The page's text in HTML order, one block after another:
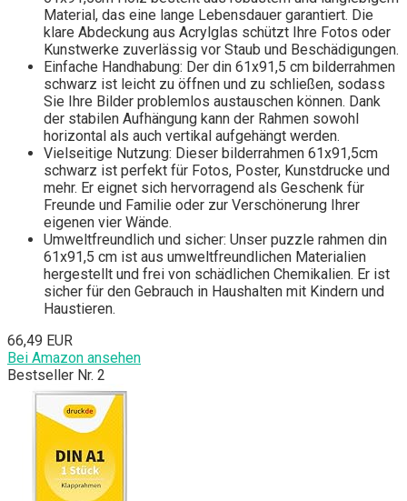
Material, das eine lange Lebensdauer garantiert. Die
klare Abdeckung aus Acrylglas schützt Ihre Fotos oder
Kunstwerke zuverlässig vor Staub und Beschädigungen.
Einfache Handhabung: Der din 61x91,5 cm bilderrahmen
schwarz ist leicht zu öffnen und zu schließen, sodass
Sie Ihre Bilder problemlos austauschen können. Dank
der stabilen Aufhängung kann der Rahmen sowohl
horizontal als auch vertikal aufgehängt werden.
Vielseitige Nutzung: Dieser bilderrahmen 61x91,5cm
schwarz ist perfekt für Fotos, Poster, Kunstdrucke und
mehr. Er eignet sich hervorragend als Geschenk für
Freunde und Familie oder zur Verschönerung Ihrer
eigenen vier Wände.
Umweltfreundlich und sicher: Unser puzzle rahmen din
61x91,5 cm ist aus umweltfreundlichen Materialien
hergestellt und frei von schädlichen Chemikalien. Er ist
sicher für den Gebrauch in Haushalten mit Kindern und
Haustieren.
66,49 EUR
Bei Amazon ansehen
Bestseller Nr. 2